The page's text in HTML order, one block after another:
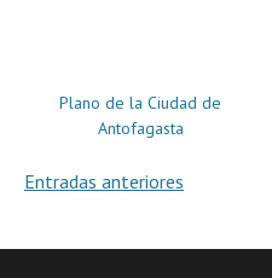
Plano de la Ciudad de
Antofagasta
Navegación
Entradas anteriores